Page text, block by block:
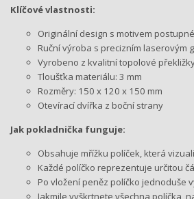
Klíčové vlastnosti:
Originální design s motivem
Ruční výroba s precizním laserovým
Vyrobeno z kvalitní topolové
Tloušťka materiálu: 3 mm
Rozměry: 150 x 120 x 150 mm
Otevírací dvířka z boční strany
Jak pokladnička funguje:
Obsahuje mřížku políček, která
Každé políčko reprezentuje určitou
Po vložení peněz políčko jednoduše
Jakmile vyškrtnete všechna políčka,